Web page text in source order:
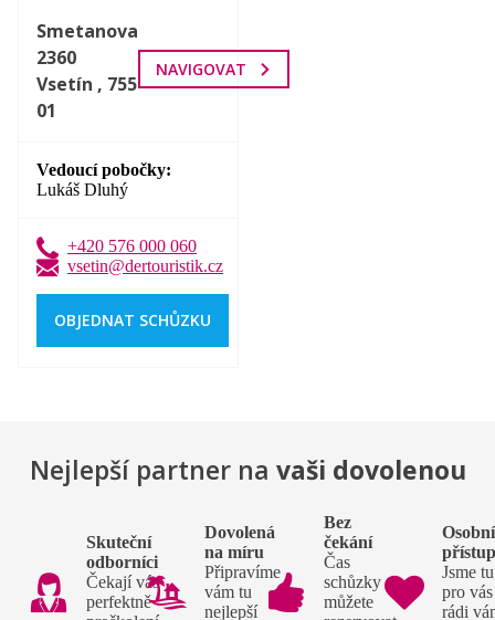
Smetanova
2360
Vsetín , 755
01
NAVIGOVAT
Vedoucí pobočky
Lukáš Dluhý
+420 576 000 060
vsetin@dertouristik.cz
OBJEDNAT SCHŮZKU
Nejlepší partner na vaši dovolenou
Skuteční
odborníci
Čekají vás
perfektně
Dovolená
na míru
Připravíme
vám tu
nejlepší
Bez
čekání
Čas
schůzky si
můžete
Osobní
Jsme tu
pro
rádi